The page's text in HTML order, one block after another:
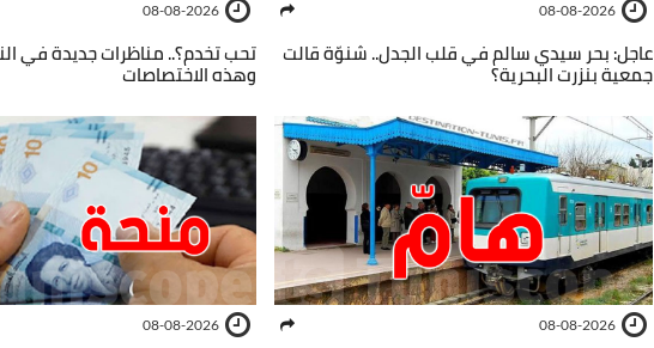
08-08-2026
عاجل: بحر سيدي سالم في قلب الجدل.. شنوّة قالت
جمعية بنزرت البحرية؟
08-08-2026
تحب تخدم؟.. مناظرات جديدة في
وهذه الاختصاصات
08-08-2026
08-08-2026